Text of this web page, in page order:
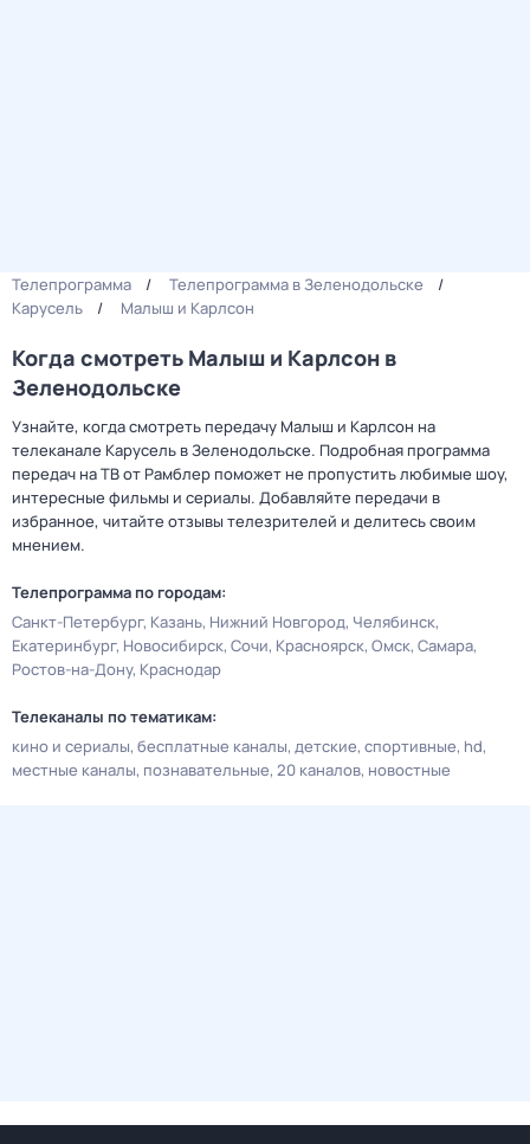
Телепрограмма
Телепрограмма в Зеленодольске
Карусель
Малыш и Карлсон
Когда смотреть Малыш и Карлсон в
Зеленодольске
Узнайте, когда смотреть передачу Малыш и Карлсон на
телеканале Карусель в Зеленодольске. Подробная программа
передач на ТВ от Рамблер поможет не пропустить любимые шоу,
интересные фильмы и сериалы. Добавляйте передачи в
избранное, читайте отзывы телезрителей и делитесь своим
мнением.
Телепрограмма по городам:
Санкт-Петербург Казань Нижний Новгород Челябинск
Екатеринбург Новосибирск Сочи Красноярск Омск Самара
Ростов-на-Дону Краснодар
Телеканалы по тематикам:
кино и сериалы бесплатные каналы детские спортивные hd
местные каналы познавательные 20 каналов новостные